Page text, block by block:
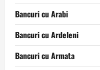
Bancuri cu Arabi
Bancuri cu Ardeleni
Bancuri cu Armata